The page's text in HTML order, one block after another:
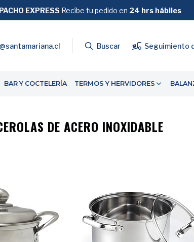
Buscar Seguimiento
BAR Y COCTELERÍA TERMOS Y HERVIDORES
GRATIS SOBRE $39.990
EXPRESS Recíbe tu pedido en 24 hrs hábiles
DE ACERO INOXIDABLE